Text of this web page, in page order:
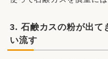
3. 石鹸カスの粉が出て
い流す